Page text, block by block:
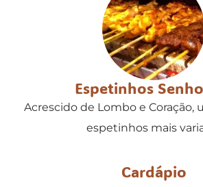
Espetinhos
Acrescido de Lombo e Coração,
espetinhos mais
Cardápio